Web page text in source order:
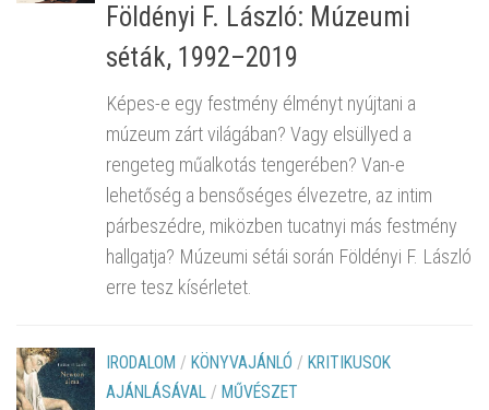
Földényi F. László: Múzeumi
séták, 1992–2019
Képes-e egy festmény élményt nyújtani a
múzeum zárt világában? Vagy elsüllyed a
rengeteg műalkotás tengerében? Van-e
lehetőség a bensőséges élvezetre, az intim
párbeszédre, miközben tucatnyi más festmény
hallgatja? Múzeumi sétái során Földényi F. László
erre tesz kísérletet.
IRODALOM / KÖNYVAJÁNLÓ / KRITIKUSOK
AJÁNLÁSÁVAL / MŰVÉSZET